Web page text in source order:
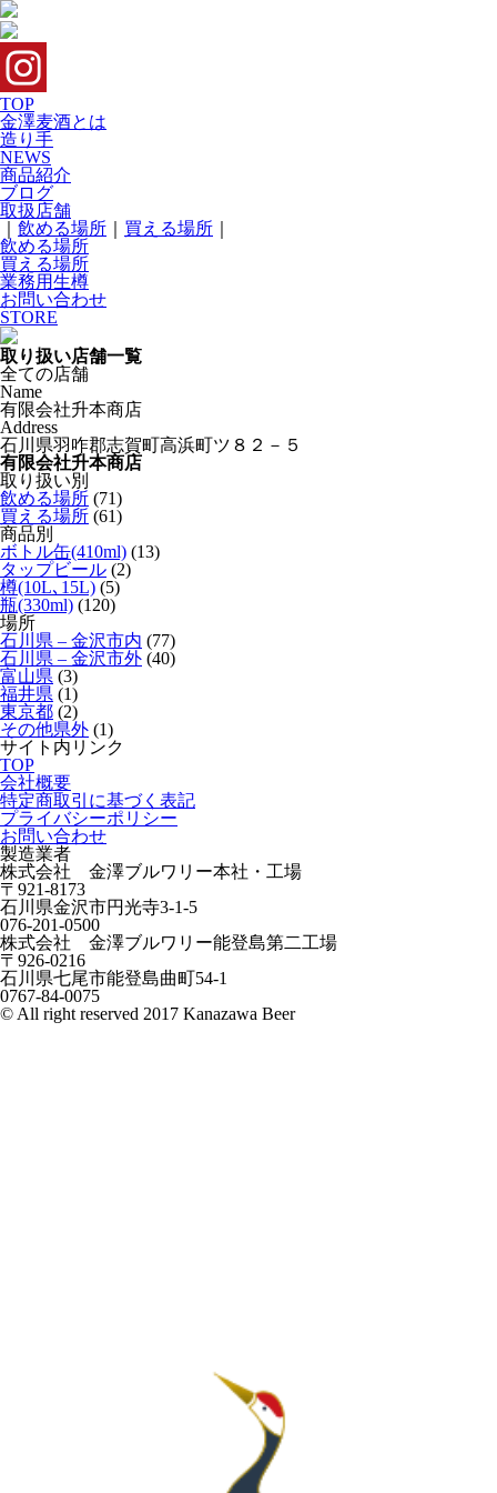
TOP
金澤麦酒とは
造り手
NEWS
商品紹介
ブログ
取扱店舗
飲める場所 買える場所
飲める場所
買える場所
業務用生樽
お問い合わせ
STORE
取り扱い店舗一覧
全ての店舗
Name
有限会社升本商店
Address
石川県羽咋郡志賀町高浜町ツ８２－５
有限会社升本商店
取り扱い別
飲める場所 (71)
買える場所 (61)
商品別
ボトル缶(410ml) (13)
タップビール (2)
樽(10L､15L) (5)
瓶(330ml) (120)
場所
石川県 – 金沢市内 (77)
石川県 – 金沢市外 (40)
富山県 (3)
福井県 (1)
東京都 (2)
その他県外 (1)
サイト内リンク
TOP
会社概要
特定商取引に基づく表記
プライバシーポリシー
お問い合わせ
製造業者
株式会社 金澤ブルワリー本社・工場
〒921-8173
石川県金沢市円光寺3-1-5
076-201-0500
株式会社 金澤ブルワリー能登島第二工場
〒926-0216
石川県七尾市能登島曲町54-1
0767-84-0075
© All right reserved 2017 Kanazawa Beer